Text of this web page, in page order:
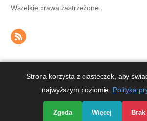
Wszelkie prawa zastrzeżone.
Strona korzysta z ciasteczek, aby
najwyższym poziomie. Polityka
Zgoda Więcej Brak